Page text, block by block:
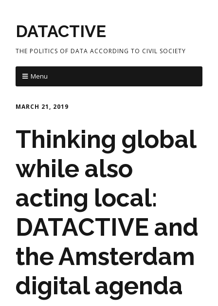
DATACTIVE
THE POLITICS OF DATA ACCORDING TO CIVIL SOCIETY
Menu
MARCH 21, 2019
Thinking global
while also
acting local:
DATACTIVE and
the Amsterdam
digital agenda